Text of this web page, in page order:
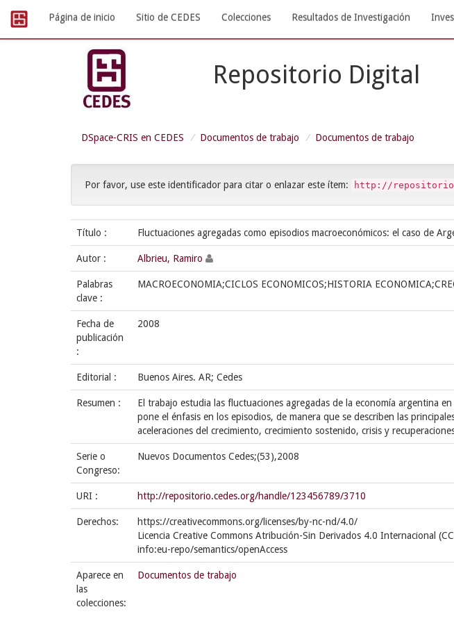
navigation
Página de inicio Sitio de CEDES Colecciones Resultados de Investigación
Repositorio Digital
DSpace-CRIS en CEDES Documentos de trabajo Documentos de trabajo
Por favor, use este identificador para citar o enlazar este ítem: http://
Título : Fluctuaciones agregadas como episodios macroeconómicos: el caso de
Autor : Albrieu, Ramiro
Palabras
clave :
MACROECONOMIA;CICLOS ECONOMICOS;HISTORIA
Fecha de
publicación
:
2008
Editorial : Buenos Aires. AR; Cedes
Resumen :
El trabajo estudia las fluctuaciones agregadas de la economía argentina
pone el énfasis en los episodios, de manera que se describen las
aceleraciones del crecimiento, crecimiento sostenido, crisis y
Serie o
Congreso:
Nuevos Documentos Cedes;(53),2008
URI : http://repositorio.cedes.org/handle/123456789/3710
Derechos:
https://creativecommons.org/licenses/by-nc-nd/4.0/
Licencia Creative Commons Atribución-Sin Derivados 4.0 Internacional
info:eu-repo/semantics/openAccess
Aparece en
las
colecciones:
Documentos de trabajo